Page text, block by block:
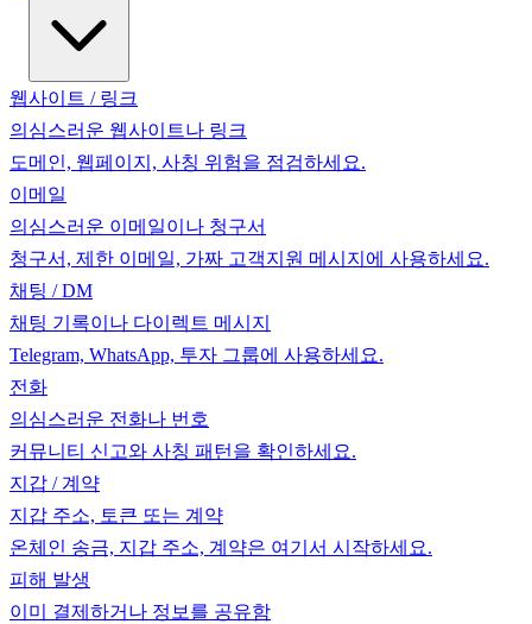
웹사이트 / 링크
의심스러운 웹사이트나 링크
도메인, 웹페이지, 사칭 위험을 점검하세요.
이메일
의심스러운 이메일이나 청구서
청구서, 제한 이메일, 가짜 고객지원 메시지에 사용하세요.
채팅 / DM
채팅 기록이나 다이렉트 메시지
Telegram, WhatsApp, 투자 그룹에 사용하세요.
전화
의심스러운 전화나 번호
커뮤니티 신고와 사칭 패턴을 확인하세요.
지갑 / 계약
지갑 주소, 토큰 또는 계약
온체인 송금, 지갑 주소, 계약은 여기서 시작하세요.
피해 발생
이미 결제하거나 정보를 공유함